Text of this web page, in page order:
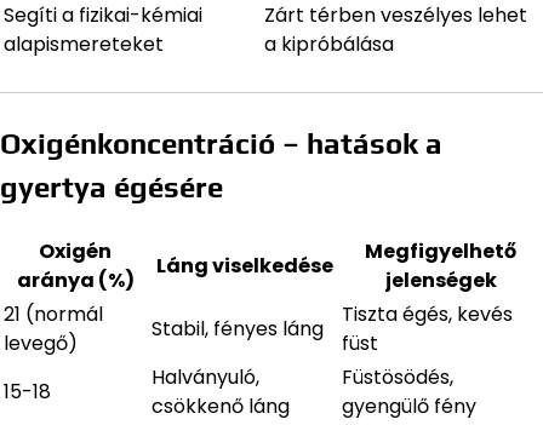
Segíti a fizikai-kémiai
alapismereteket
Zárt térben veszélyes lehet
a kipróbálása
Oxigénkoncentráció – hatások a
gyertya égésére
Oxigén
aránya (%)
Láng viselkedése
Megfigyelhető
jelenségek
21 (normál
levegő)
Stabil, fényes láng
Tiszta égés, kevés
füst
15-18
Halványuló,
csökkenő láng
Füstösödés,
gyengülő fény